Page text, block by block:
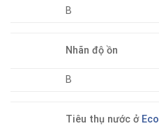
B
Nhãn độ ồn
B
Tiêu thụ nước ởEco